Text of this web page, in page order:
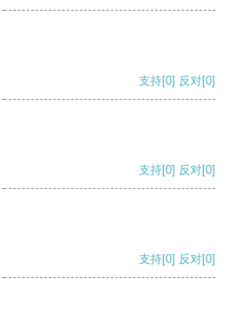
支持[0] 反对[0]
支持[0] 反对[0]
支持[0] 反对[0]